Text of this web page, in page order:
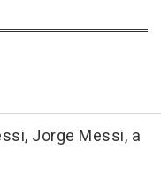
Jorge Messi, a